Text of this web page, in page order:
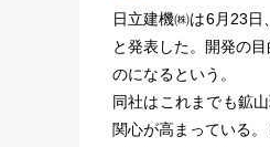
日立建機㈱は6月23
と発表した。開発の
のになるという。
同社はこれまでも鉱
関心が高まっている